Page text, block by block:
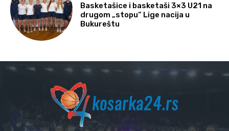
Basketašice i basketaši 3×3 U21 na
drugom „stopu“ Lige nacija u
Bukureštu